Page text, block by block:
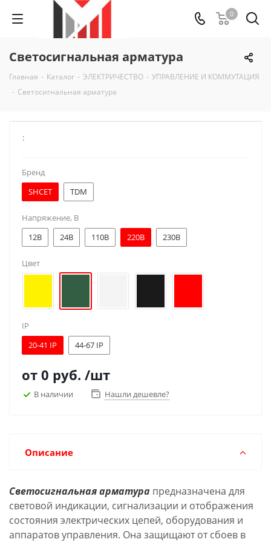
0
Светосигнальная арматура
Главная - Каталог - ЭЛЕКТРИЧЕСТВО - УПРАВЛЕНИЕ И КОММУТАЦИЯ
- Светосигнальная арматура
:
Бренд
SHCET
TDM
Напряжение, В
12В
24В 110В 220В 230В
Цвет
IP
20-41 IP
44-67 IP
от 0 руб. /шт
В наличии Нашли дешевле?
Описание
Светосигнальная арматура предназначена для
световой индикации, сигнализации и отображения
состояния электрических цепей, оборудования и
аппаратов управления. Она защищают от сбоев в